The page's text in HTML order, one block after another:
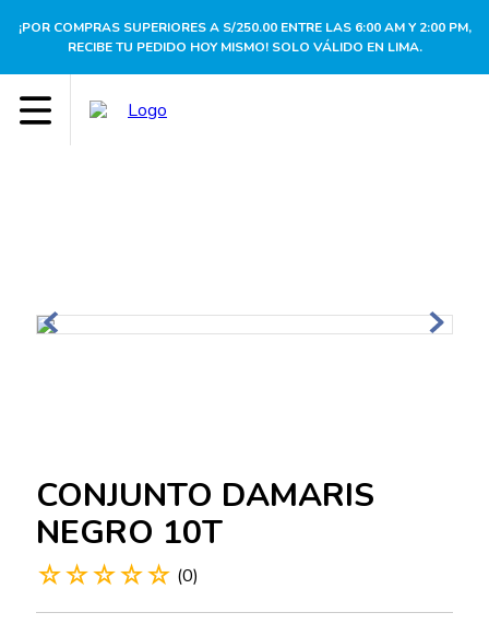
¡POR COMPRAS SUPERIORES A S/250.00 ENTRE LAS 6:00 AM Y 2:00 PM,
RECIBE TU PEDIDO HOY MISMO! SOLO VÁLIDO EN LIMA.
CONJUNTO DAMARIS
NEGRO 10T
☆☆☆☆☆ (0)